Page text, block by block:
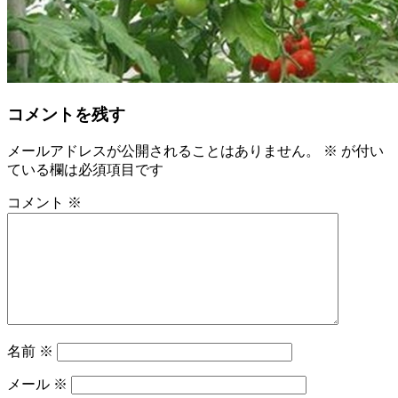
コメントを残す
メールアドレスが公開されることはありません。 ※ が付い
ている欄は必須項目です
コメント ※
名前 ※
メール ※